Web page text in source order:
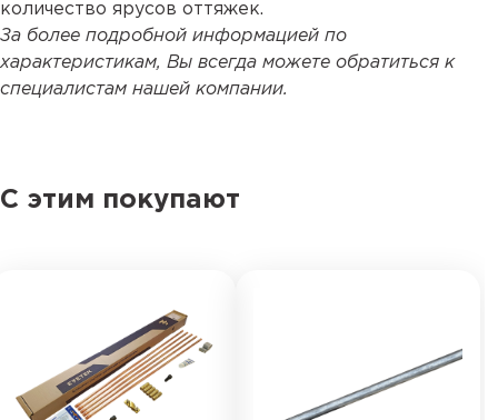
количество ярусов оттяжек.
За более подробной информацией по
характеристикам, Вы всегда можете обратиться к
специалистам нашей компании.
С этим покупают